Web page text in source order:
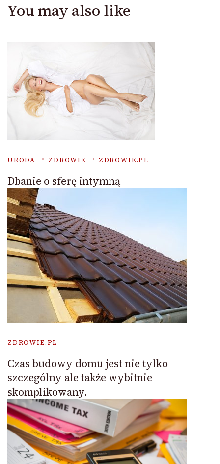
You may also like
URODA ZDROWIE ZDROWIE.PL
Dbanie o sferę intymną
ZDROWIE.PL
Czas budowy domu jest nie tylko
szczególny ale także wybitnie
skomplikowany.